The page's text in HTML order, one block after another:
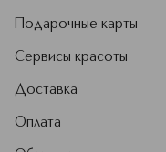
Подарочные карты
Сервисы красоты
Доставка
Оплата